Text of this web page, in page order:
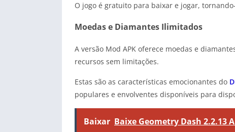
O jogo é gratuito para baixar e jogar,
Moedas e Diamantes Ilimitados
A versão Mod APK oferece moedas e
recursos sem limitações.
Estas são as características emocionantes do
populares e envolventes disponíveis para
Baixar Baixe Geometry Dash 2.2.13